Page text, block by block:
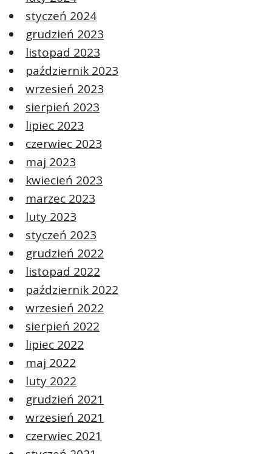
styczeń 2024
grudzień 2023
listopad 2023
październik 2023
wrzesień 2023
sierpień 2023
lipiec 2023
czerwiec 2023
maj 2023
kwiecień 2023
marzec 2023
luty 2023
styczeń 2023
grudzień 2022
listopad 2022
październik 2022
wrzesień 2022
sierpień 2022
lipiec 2022
maj 2022
luty 2022
grudzień 2021
wrzesień 2021
czerwiec 2021